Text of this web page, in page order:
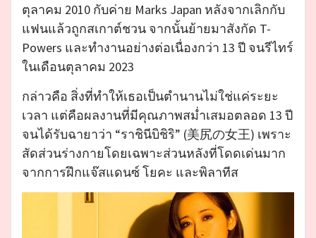
ตุลาคม 2010 กับค่าย Marks Japan หลังจากเลิกกับ
แฟนแล้วถูกสเกาต์ชวน จากนั้นย้ายมาสังกัด T-
Powers และทำงานอย่างต่อเนื่องกว่า 13 ปี จนรีไทร์
ในเดือนตุลาคม 2023
กล่าวคือ สิ่งที่ทำให้เธอเป็นตำนานไม่ใช่แค่ระยะ
เวลา แต่คือผลงานที่มีคุณภาพสม่ำเสมอตลอด 13 ปี
จนได้รับฉายาว่า “ราชินีบิชิริ” (美尻の女王) เพราะ
สัดส่วนร่างกายโดยเฉพาะส่วนหลังที่โดดเด่นมาก
จากการฝึกแจ๊สแดนซ์ โยคะ และพิลาทีส